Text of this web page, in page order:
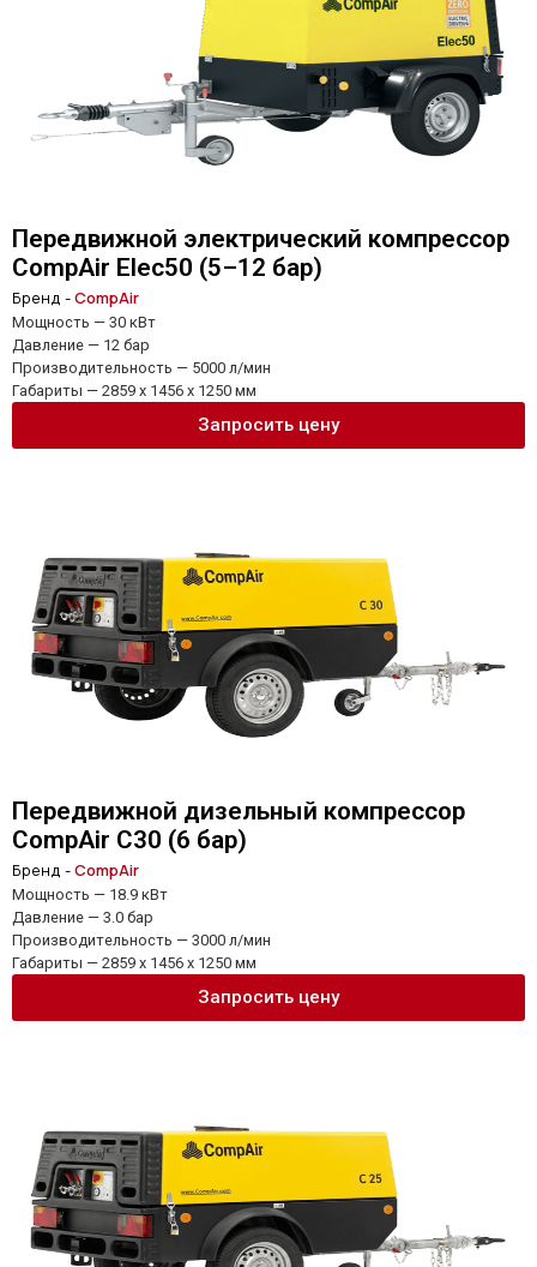
Передвижной электрический компрессор
CompAir Elec50 (5–12 бар)
Бренд -CompAir
Мощность — 30 кВт
Давление — 12 бар
Производительность — 5000 л/мин
Габариты — 2859 x 1456 x 1250 мм
Запросить цену
Передвижной дизельный компрессор
CompAir C30 (6 бар)
Бренд -CompAir
Мощность — 18.9 кВт
Давление — 3.0 бар
Производительность — 3000 л/мин
Габариты — 2859 x 1456 x 1250 мм
Запросить цену